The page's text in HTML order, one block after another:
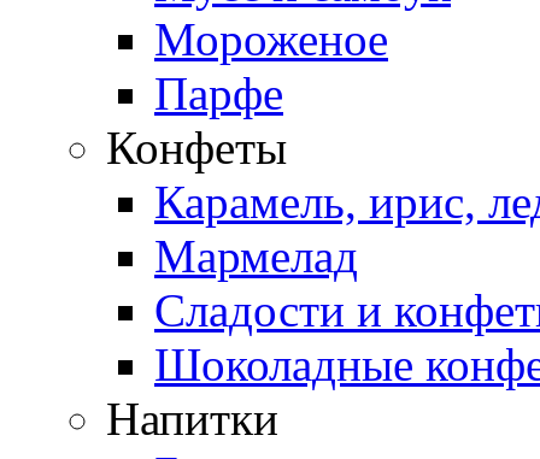
Мороженое
Парфе
Конфеты
Карамель, ирис,
Мармелад
Сладости и
Шоколадные
Напитки